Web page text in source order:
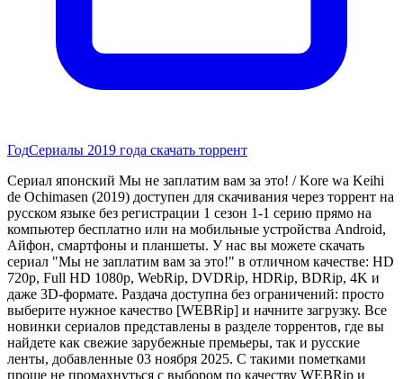
ГодСериалы 2019 года скачать торрент
Сериал японский Мы не заплатим вам за это! / Kore wa Keihi
de Ochimasen (2019) доступен для скачивания через торрент на
русском языке без регистрации 1 сезон 1-1 серию прямо на
компьютер бесплатно или на мобильные устройства Android,
Айфон, смартфоны и планшеты. У нас вы можете скачать
сериал "Мы не заплатим вам за это!" в отличном качестве: HD
720p, Full HD 1080p, WebRip, DVDRip, HDRip, BDRip, 4K и
даже 3D-формате. Раздача доступна без ограничений: просто
выберите нужное качество [WEBRip] и начните загрузку. Все
новинки сериалов представлены в разделе торрентов, где вы
найдете как свежие зарубежные премьеры, так и русские
ленты, добавленные 03 ноября 2025. С такими пометками
проще не промахнуться с выбором по качеству WEBRip и